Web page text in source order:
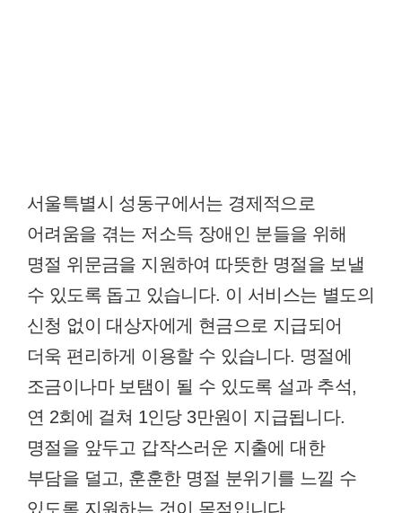
서울특별시 성동구에서는 경제적으로
어려움을 겪는 저소득 장애인 분들을 위해
명절 위문금을 지원하여 따뜻한 명절을 보낼
수 있도록 돕고 있습니다. 이 서비스는 별도의
신청 없이 대상자에게 현금으로 지급되어
더욱 편리하게 이용할 수 있습니다. 명절에
조금이나마 보탬이 될 수 있도록 설과 추석,
연 2회에 걸쳐 1인당 3만원이 지급됩니다.
명절을 앞두고 갑작스러운 지출에 대한
부담을 덜고, 훈훈한 명절 분위기를 느낄 수
있도록 지원하는 것이 목적입니다.